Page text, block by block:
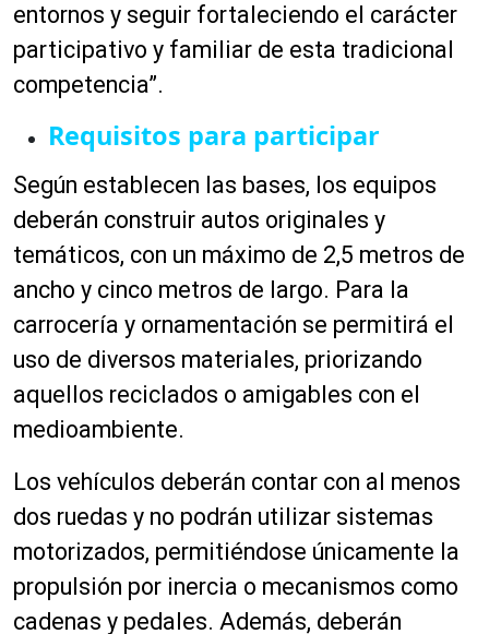
entornos y seguir fortaleciendo el carácter
participativo y familiar de esta tradicional
competencia”.
Requisitos para participar
Según establecen las bases, los equipos
deberán construir autos originales y
temáticos, con un máximo de 2,5 metros de
ancho y cinco metros de largo. Para la
carrocería y ornamentación se permitirá el
uso de diversos materiales, priorizando
aquellos reciclados o amigables con el
medioambiente.
Los vehículos deberán contar con al menos
dos ruedas y no podrán utilizar sistemas
motorizados, permitiéndose únicamente la
propulsión por inercia o mecanismos como
cadenas y pedales. Además, deberán